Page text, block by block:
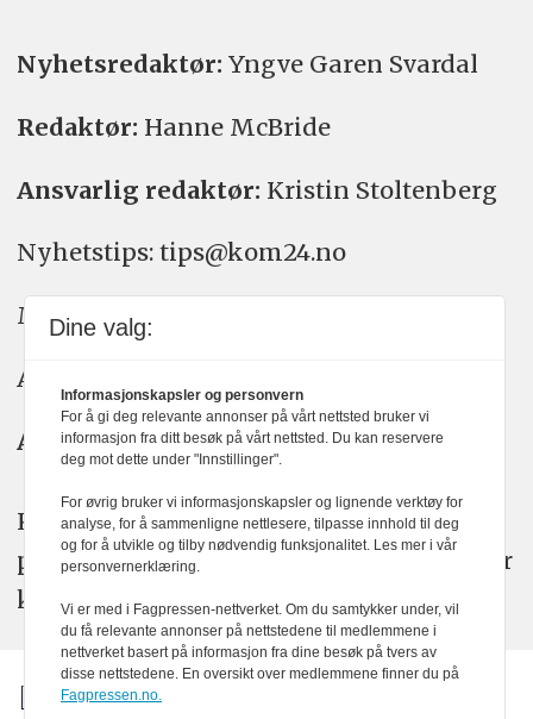
Nyhetsredaktør: Yngve Garen Svardal
Redaktør: Hanne McBride
Ansvarlig redaktør: Kristin Stoltenberg
Nyhetstips: tips@kom24.no
Meninger: meninger@kom24.no
Annonse: annonse@watchmedia.no
Abonnement:kom24@watchmedia.no
KOM24 arbeider etter Vær Varsom-
plakatens regler for god presseskikk. Her
kan du lese mer omPFUsarbeid.
Dine valg:
Informasjonskapsler og personvern
For å gi deg relevante annonser på vårt nettsted bruker vi
informasjon fra ditt besøk på vårt nettsted. Du kan reservere
deg mot dette under "Innstillinger".
For øvrig bruker vi informasjonskapsler og lignende verktøy for
analyse, for å sammenligne nettlesere, tilpasse innhold til deg
og for å utvikle og tilby nødvendig funksjonalitet. Les mer i vår
personvernerklæring.
Vi er med i Fagpressen-nettverket. Om du samtykker under, vil
du få relevante annonser på nettstedene til medlemmene i
nettverket basert på informasjon fra dine besøk på tvers av
disse nettstedene. En oversikt over medlemmene finner du på
Fagpressen.no.